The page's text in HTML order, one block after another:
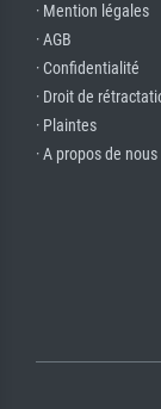
· Mention légales
· AGB
· Confidentialité
· Droit de
· Plaintes
· A propos de nous